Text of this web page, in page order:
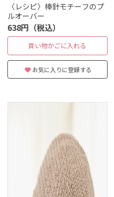
〈レシピ〉棒針モチーフのプ
ルオーバー
638円（税込）
買い物かごに入れる
お気に入りに登録する